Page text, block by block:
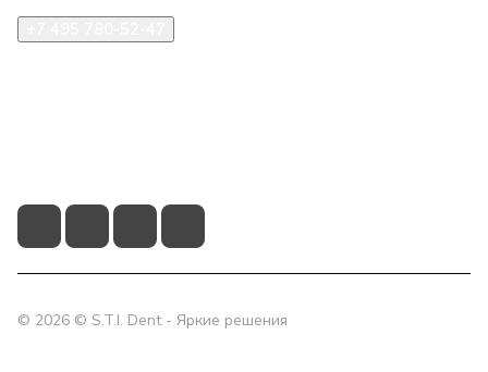
© 2026 © S.T.I. Dent - Яркие решения